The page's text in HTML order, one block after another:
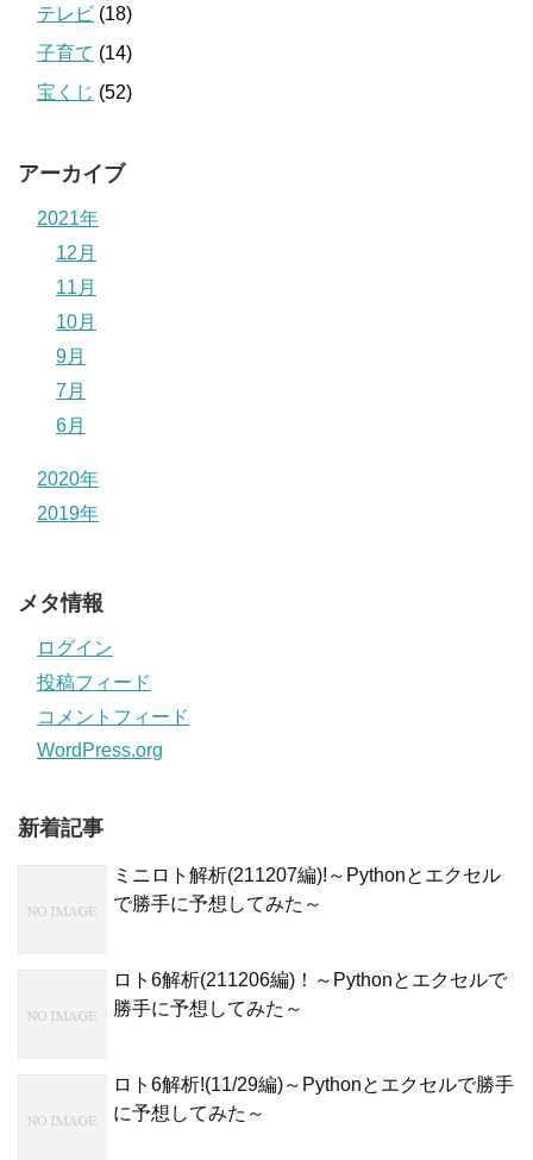
テレビ (18)
子育て (14)
宝くじ (52)
アーカイブ
2021年
12月
11月
10月
9月
7月
6月
2020年
2019年
メタ情報
ログイン
投稿フィード
コメントフィード
WordPress.org
新着記事
ミニロト解析(211207編)!～Pythonとエクセル
で勝手に予想してみた～
ロト6解析(211206編)！～Pythonとエクセルで
勝手に予想してみた～
ロト6解析!(11/29編)～Pythonとエクセルで勝手
に予想してみた～